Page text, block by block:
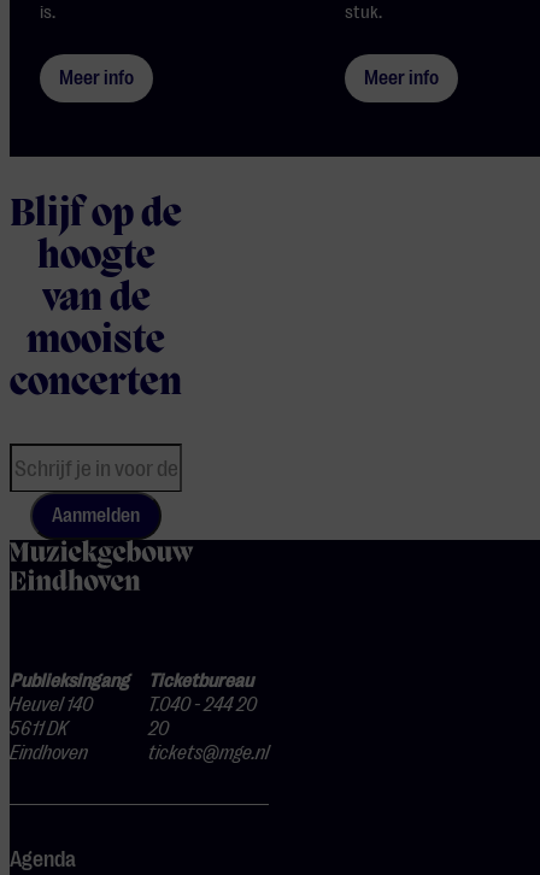
is.
Meer info
stuk.
Meer info
Blijf op de
hoogte
van de
mooiste
concerten
Aanmelden
Publieksingang
Heuvel 140
5611 DK
Eindhoven
Ticketbureau
T.040 - 244 20
20
tickets@mge.nl
Agenda